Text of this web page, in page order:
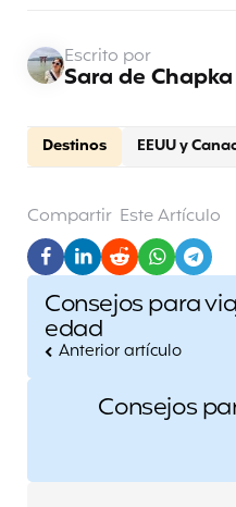
Destinos EEUU y
Escrito por
Sara de Chapka
Compartir Este Artículo
Post
navigation
Consejos para
edad
Anterior artículo
Consejos